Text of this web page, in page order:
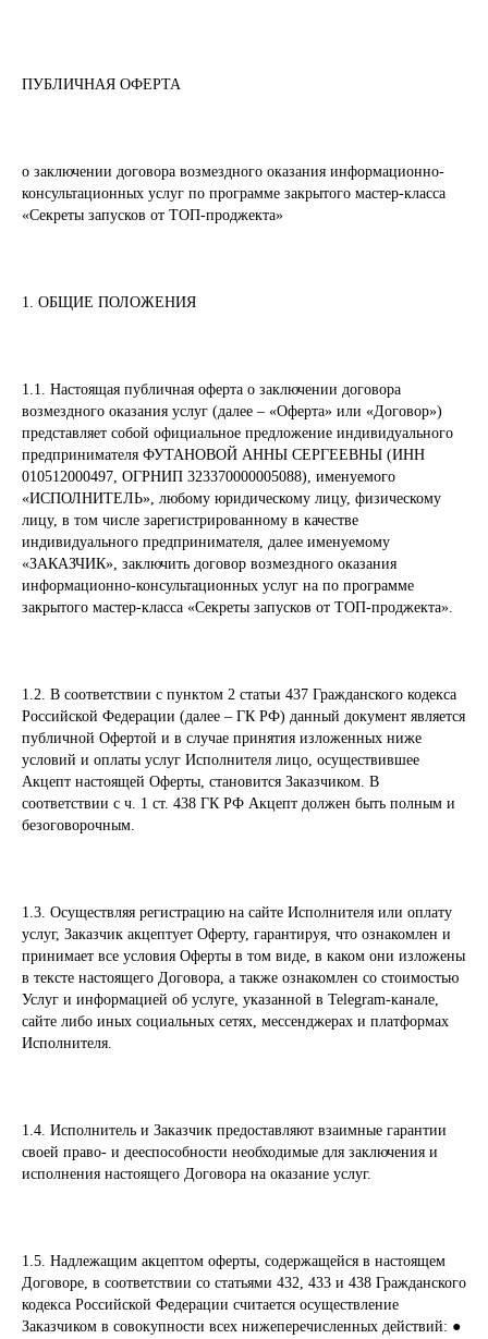
ПУБЛИЧНАЯ ОФЕРТА
о заключении договора возмездного оказания информационно-
консультационных услуг по программе закрытого мастер-класса
«Секреты запусков от ТОП-проджекта»
1. ОБЩИЕ ПОЛОЖЕНИЯ
1.1. Настоящая публичная оферта о заключении договора
возмездного оказания услуг (далее – «Оферта» или «Договор»)
представляет собой официальное предложение индивидуального
предпринимателя ФУТАНОВОЙ АННЫ СЕРГЕЕВНЫ (ИНН
010512000497, ОГРНИП 323370000005088), именуемого
«ИСПОЛНИТЕЛЬ», любому юридическому лицу, физическому
лицу, в том числе зарегистрированному в качестве
индивидуального предпринимателя, далее именуемому
«ЗАКАЗЧИК», заключить договор возмездного оказания
информационно-консультационных услуг на по программе
закрытого мастер-класса «Секреты запусков от ТОП-проджекта».
1.2. В соответствии с пунктом 2 статьи 437 Гражданского кодекса
Российской Федерации (далее – ГК РФ) данный документ является
публичной Офертой и в случае принятия изложенных ниже
условий и оплаты услуг Исполнителя лицо, осуществившее
Акцепт настоящей Оферты, становится Заказчиком. В
соответствии с ч. 1 ст. 438 ГК РФ Акцепт должен быть полным и
безоговорочным.
1.3. Осуществляя регистрацию на сайте Исполнителя или оплату
услуг, Заказчик акцептует Оферту, гарантируя, что ознакомлен и
принимает все условия Оферты в том виде, в каком они изложены
в тексте настоящего Договора, а также ознакомлен со стоимостью
Услуг и информацией об услуге, указанной в Telegram-канале,
сайте либо иных социальных сетях, мессенджерах и платформах
Исполнителя.
1.4. Исполнитель и Заказчик предоставляют взаимные гарантии
своей право- и дееспособности необходимые для заключения и
исполнения настоящего Договора на оказание услуг.
1.5. Надлежащим акцептом оферты, содержащейся в настоящем
Договоре, в соответствии со статьями 432, 433 и 438 Гражданского
кодекса Российской Федерации считается осуществление
Заказчиком в совокупности всех нижеперечисленных действий: ●